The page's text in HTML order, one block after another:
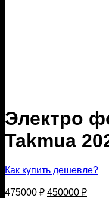
Электро
Takmua
Как купить дешевле?
475000₽ 450000 ₽